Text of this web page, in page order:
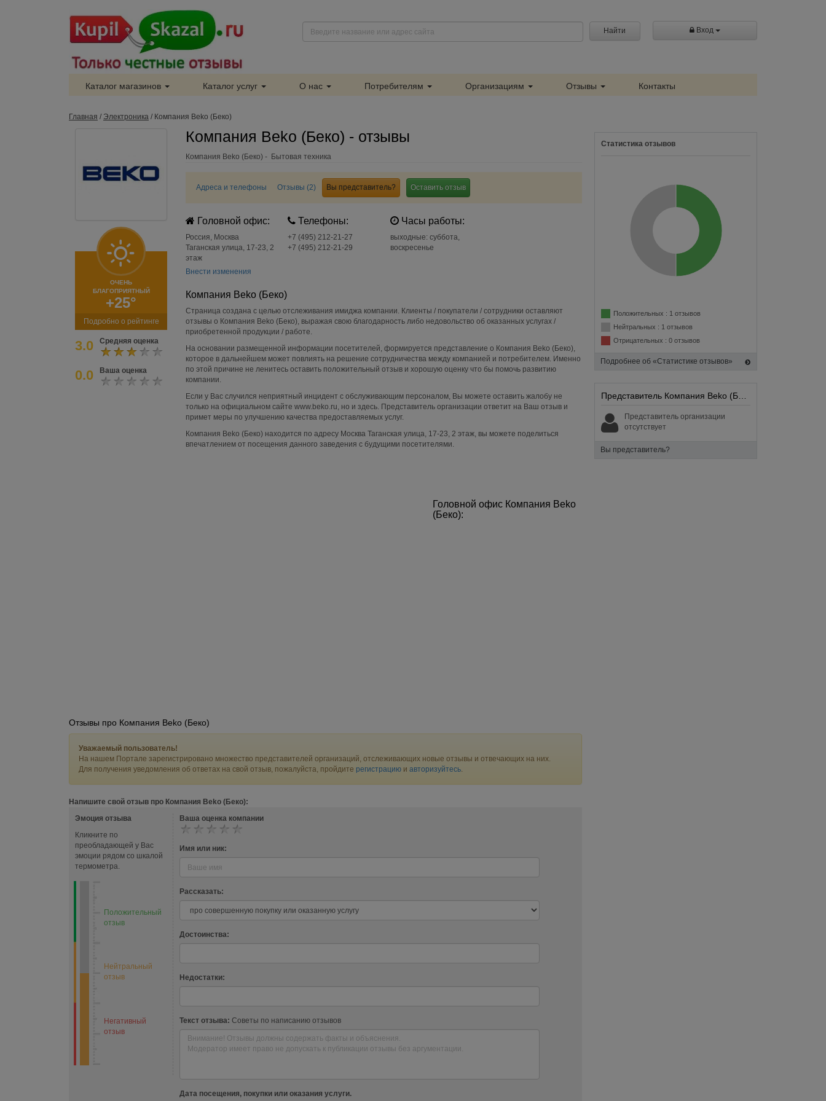
Найти Вход
Каталог магазинов Каталог услуг О нас Потребителям Организациям Отзывы Контакты
Главная / Электроника / Компания Beko (Беко)
ОЧЕНЬ
БЛАГОПРИЯТНЫЙ
+25°
Подробно о рейтинге
3.0 Средняя оценка
0.0 Ваша оценка
Компания Beko (Беко) - отзывы
Компания Beko (Беко) - Бытовая техника
Адреса и телефоны Отзывы (2) Оставить отзыв
Вы представитель?
Головной офис:
Россия, Москва
Таганская улица, 17-23, 2
этаж
Внести изменения
Телефоны:
+7 (495) 212-21-27
+7 (495) 212-21-29
Часы работы:
выходные: суббота,
воскресенье
Компания Beko (Беко)
Страница создана с целью отслеживания имиджа компании. Клиенты / покупатели / сотрудники оставляют
отзывы о Компания Beko (Беко), выражая свою благодарность либо недовольство об оказанных услугах /
приобретенной продукции / работе.
На основании размещенной информации посетителей, формируется представление о Компания Beko (Беко),
которое в дальнейшем может повлиять на решение сотрудничества между компанией и потребителем. Именно
по этой причине не ленитесь оставить положительный отзыв и хорошую оценку что бы помочь развитию
компании.
Если у Вас случился неприятный инцидент с обслуживающим персоналом, Вы можете оставить жалобу не
только на официальном сайте www.beko.ru, но и здесь. Представитель организации ответит на Ваш отзыв и
примет меры по улучшению качества предоставляемых услуг.
Компания Beko (Беко) находится по адресу Москва Таганская улица, 17-23, 2 этаж, вы можете поделиться
впечатлением от посещения данного заведения с будущими посетителями.
Статистика отзывов
Положительных : 1 отзывов
Нейтральных : 1 отзывов
Отрицательных : 0 отзывов
Подробнее об «Статистике отзывов»
Представитель организации
отсутствует
Вы представитель?
Головной офис Компания Beko
(Беко):
Отзывы про Компания Beko (Беко)
Уважаемый пользователь!
На нашем Портале зарегистрировано множество представителей организаций, отслеживающих новые отзывы и отвечающих на них.
Для получения уведомления об ответах на свой отзыв, пожалуйста, пройдите регистрацию и авторизуйтесь.
Напишите свой отзыв про Компания Beko (Беко):
Эмоция отзыва
Кликните по
преобладающей у Вас
эмоции рядом со шкалой
термометра.
Положительный
отзыв
Нейтральный
отзыв
Негативный
отзыв
Ваша оценка компании
Имя или ник:
Рассказать:
Достоинства:
Недостатки:
Текст отзыва: Советы по написанию отзывов
Дата посещения, покупки или оказания услуги.